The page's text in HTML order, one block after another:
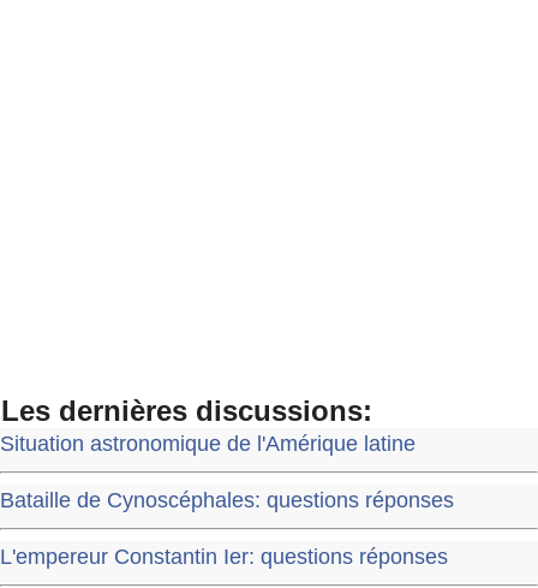
Les dernières discussions:
Situation astronomique de l'Amérique latine
Bataille de Cynoscéphales: questions réponses
L'empereur Constantin Ier: questions réponses